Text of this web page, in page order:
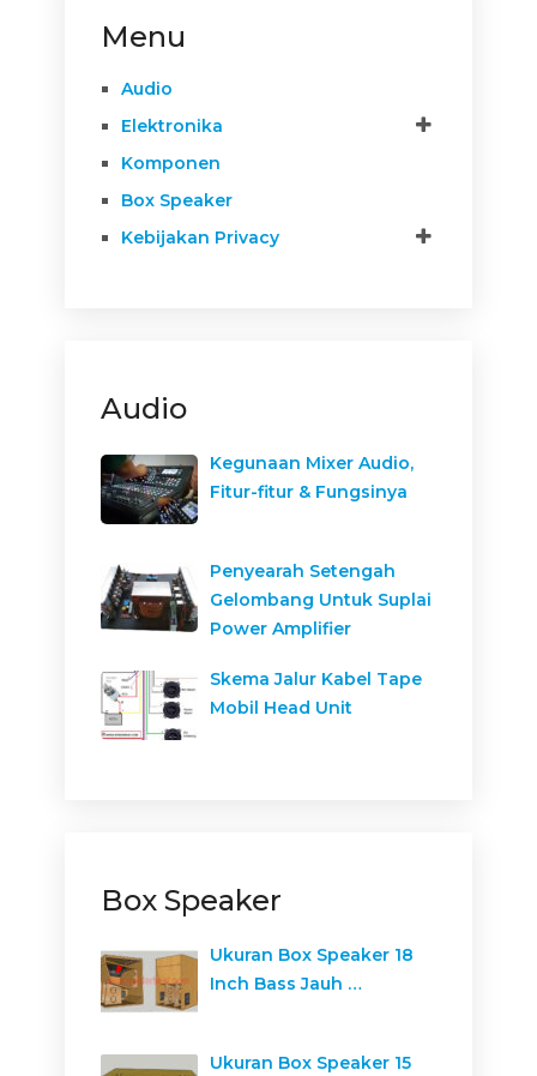
Menu
Audio
Elektronika
Komponen
Box Speaker
Kebijakan Privacy
Audio
Kegunaan Mixer Audio,
Fitur-fitur & Fungsinya
Penyearah Setengah
Gelombang Untuk Suplai
Power Amplifier
Skema Jalur Kabel Tape
Mobil Head Unit
Box Speaker
Ukuran Box Speaker 18
Inch Bass Jauh …
Ukuran Box Speaker 15